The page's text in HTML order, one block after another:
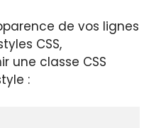
de vos lignes
CSS,
une classe CSS
: